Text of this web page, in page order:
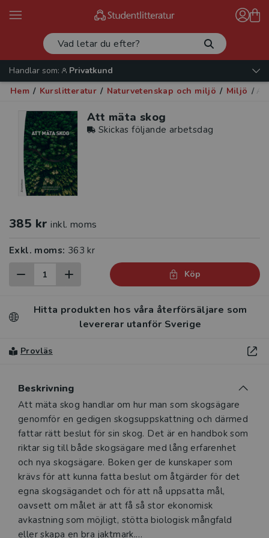
Handlar som:
Privatkund
Hem / Kurslitteratur / Naturvetenskap och miljö / Miljö /
Att mäta skog
Skickas följande arbetsdag
385 kr inkl. moms
Exkl. moms: 363 kr
Köp
Hitta produkten hos våra återförsäljare som
levererar utanför Sverige
Provläs
Beskrivning
Beskrivning
Att mäta skog handlar om hur man som skogsägare
genomför en gedigen skogsuppskattning och därmed
fattar rätt beslut för sin skog. Det är en handbok som
riktar sig till både skogsägare med lång erfarenhet
och nya skogsägare. Boken ger de kunskaper som
krävs för att kunna fatta beslut om åtgärder för det
egna skogsägandet och för att nå uppsatta mål,
oavsett om målet är att få så stor ekonomisk
avkastning som möjligt, stötta biologisk mångfald
eller skapa en bra jaktmark.